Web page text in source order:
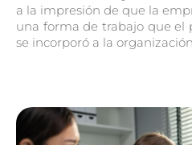
a la impresión de que la
una forma de trabajo que el
se incorporó a la